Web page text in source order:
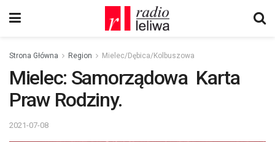
Strona Główna Region Mielec/Dębica/Kolbuszowa
Mielec: Samorządowa Karta
Praw Rodziny.
2021-07-08